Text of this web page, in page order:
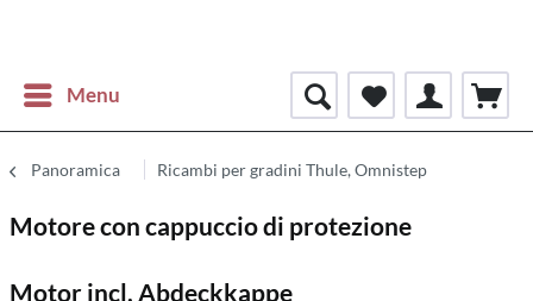
Menu
Panoramica Ricambi per gradini Thule, Omnistep
Motore con cappuccio di protezione
Motor incl. Abdeckkappe